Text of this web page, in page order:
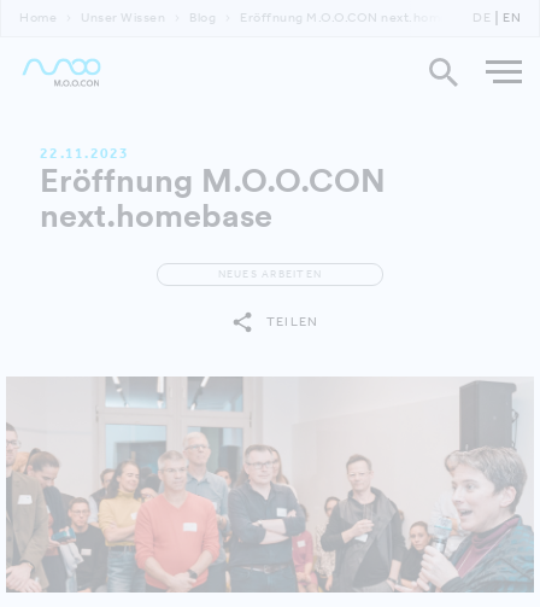
Home Unser Wissen Blog Eröffnung M.O.O.CON next.homebaseDE EN
22.11.2023
Eröffnung M.O.O.CON
next.homebase
NEUES ARBEITEN
TEILEN